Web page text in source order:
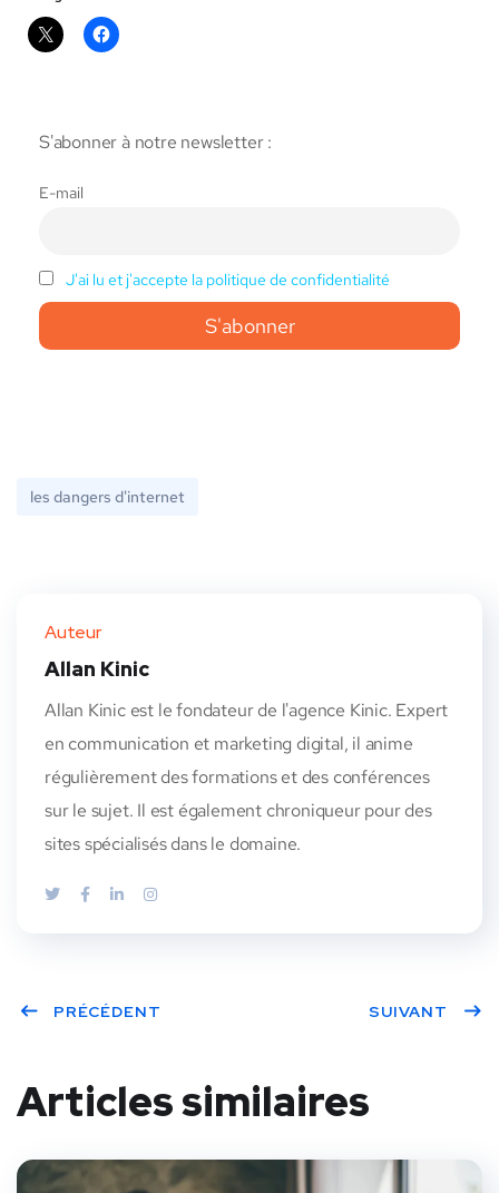
S'abonner à notre newsletter :
E-mail
J'ai lu et j'accepte la politique de confidentialité
les dangers d'internet
Auteur
Allan Kinic
Allan Kinic est le fondateur de l'agence Kinic. Expert
en communication et marketing digital, il anime
régulièrement des formations et des conférences
sur le sujet. Il est également chroniqueur pour des
sites spécialisés dans le domaine.
PRÉCÉDENT SUIVANT
Articles similaires